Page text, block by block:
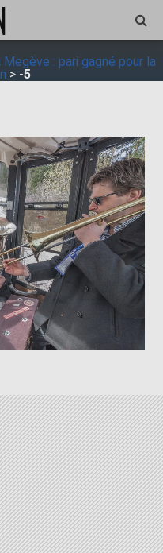
Megève : pari gagné pour la
> -5